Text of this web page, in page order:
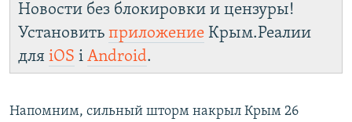
Новости без блокировки и цензуры!
Установить приложение Крым.Реалии
для iOS і Android.
Напомним, сильный шторм накрыл Крым 26